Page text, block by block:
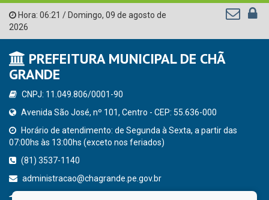
Hora: 06:21 / Domingo, 09 de agosto de
2026
PREFEITURA MUNICIPAL DE CHÃ
GRANDE
CNPJ: 11.049.806/0001-90
Avenida São José, nº 101, Centro - CEP: 55.636-000
Horário de atendimento: de Segunda à Sexta, a partir das
07:00hs às 13:00hs (exceto nos feriados)
(81) 3537-1140
administracao@chagrande.pe.gov.br